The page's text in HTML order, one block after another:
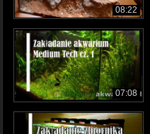
08:22
07:08